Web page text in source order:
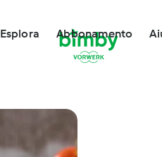
Esplora Abbonamento